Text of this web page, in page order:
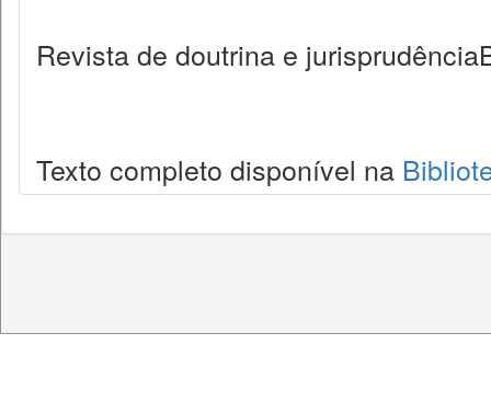
Revista de doutrina e
Texto completo disponível na